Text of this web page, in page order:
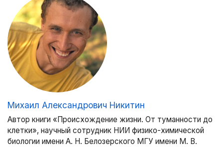
Михаил Александрович Никитин
Автор книги «Происхождение жизни. От туманности до
клетки», научный сотрудник НИИ физико-химической
биологии имени А. Н. Белозерского МГУ имени М. В.